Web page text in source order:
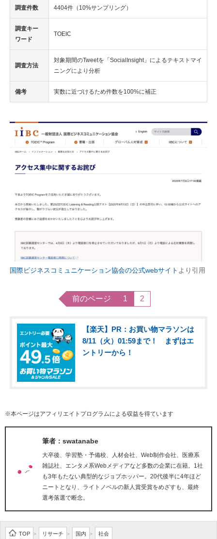
調査件数 4404件（10%サンプリング）
調査キー
ワード
TOEIC
調査方法
対象期間のTweetを「SocialInsight」によるテキストマイ
ニングにより分析
備考 実数に近づけるため件数を100%に補正
国際ビジネスコミュニケーション協会の公式webサイト より引用
前のページ 1 2
【楽天】PR：お買い物マラソンは
8/11（火）01:59まで！ まずはエ
ントリーから！
※本ページはアフィリエイトプログラムによる収益を得ています
筆者：swatanabe
大卒後、学習塾・予備校、人材会社、Web制作会社、医療系
雑誌社、エンタメ系Webメディアなど多数の企業に在籍。1社
も3年もたない典型的なジョブホッパー。20代後半に4年ほど
ニートとなり、ライトノベルの新人賞受賞をめざすも、最終
選考落選で断念。
TOP > リサーチ > 国内 > 社会